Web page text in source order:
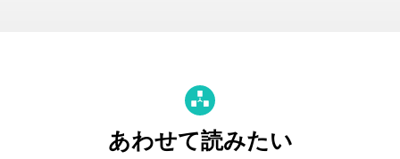
あわせて読みたい